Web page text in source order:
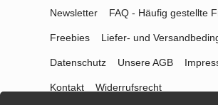
Newsletter FAQ - Häufig gestellte
Freebies Liefer- und
Datenschutz Unsere AGB
Kontakt Widerrufsrecht